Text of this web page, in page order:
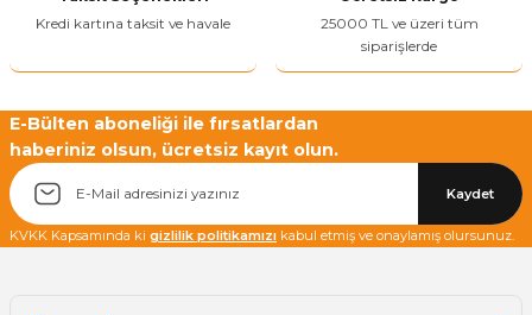
Yetkiliye Gönder
Kredi kartına taksit ve havale
25000 TL ve üzeri tüm
siparişlerde
E-Bülten aboneliği ile fırsatlardan
haberiniz olsun, ücretsiz kayıt olun.
Kaydet
KVKK Kapsamında ki gizlilik politikamızı kabul etmiş ve onaylamış olursunuz.